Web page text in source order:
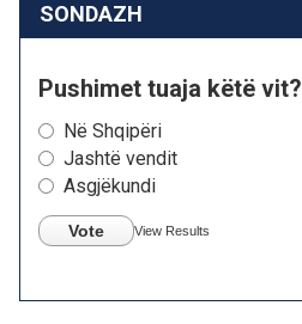
SONDAZH
Pushimet tuaja këtë vit?
Në Shqipëri
Jashtë vendit
Asgjëkundi
Vote View Results